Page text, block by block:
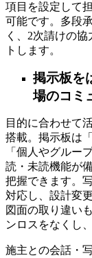
項目を設定して
可能です。多段
く、2次請けの
トします。
掲示板を
場のコミ
目的に合わせて
搭載。掲示板は
「個人やグルー
読・未読機能が
把握できます。
対応し、設計変
図面の取り違い
ンロスをなくし
施主との会話・